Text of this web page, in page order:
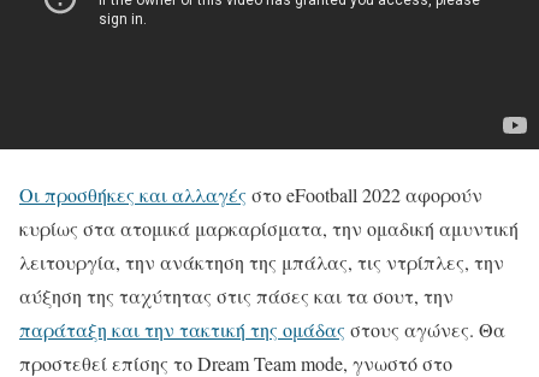
Οι προσθήκες και αλλαγές στο eFootball 2022 αφορούν
κυρίως στα ατομικά μαρκαρίσματα, την ομαδική αμυντική
λειτουργία, την ανάκτηση της μπάλας, τις ντρίπλες, την
αύξηση της ταχύτητας στις πάσες και τα σουτ, την
παράταξη και την τακτική της ομάδας στους αγώνες. Θα
προστεθεί επίσης το Dream Team mode, γνωστό στο